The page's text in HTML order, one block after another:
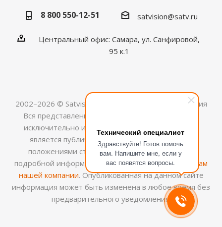
Технический специалист
Здравствуйте! Готов помочь
вам. Напишите мне, если у
вас появятся вопросы.
8 800 550-12-51
satvision@satv.ru
Центральный офис: Самара, ул. Санфировой,
95 к.1
2002–2026 © Satvision — системы видеонаблюдения
Вся представленная на сайте информация носит
исключительно информационный характер и не
является публичной офертой, определяемой
положениями ст.437 (2) ГК РФ. Для получения
подробной информации обращайтесь кменеджерам
нашей компании. Опубликованная на данном сайте
информация может быть изменена в любое время без
предварительного уведомления.